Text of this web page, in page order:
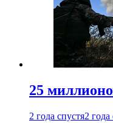
25
2 года спустя2 года